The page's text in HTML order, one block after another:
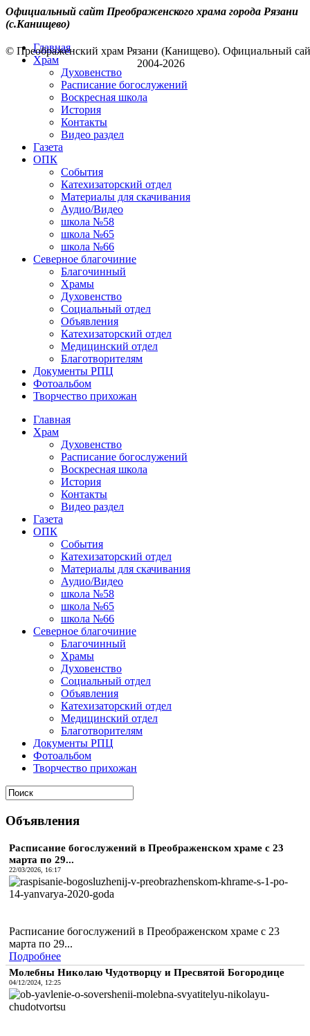
Официальный сайт Преображенского храма города Рязани
(с.Канищево)
Главная
Храм
Духовенство
Расписание богослужений
Воскресная школа
История
Контакты
Видео раздел
Газета
ОПК
События
Катехизаторский отдел
Материалы для скачивания
Аудио/Видео
школа №58
школа №65
школа №66
Северное благочиние
Благочинный
Храмы
Духовенство
Социальный отдел
Объявления
Катехизаторский отдел
Медицинский отдел
Благотворителям
Документы РПЦ
Фотоальбом
Творчество прихожан
Главная
Храм
Духовенство
Расписание богослужений
Воскресная школа
История
Контакты
Видео раздел
Газета
ОПК
События
Катехизаторский отдел
Материалы для скачивания
Аудио/Видео
школа №58
школа №65
школа №66
Северное благочиние
Благочинный
Храмы
Духовенство
Социальный отдел
Объявления
Катехизаторский отдел
Медицинский отдел
Благотворителям
Документы РПЦ
Фотоальбом
Творчество прихожан
Объявления
Расписание богослужений в Преображенском храме с 23
марта по 29...
22/03/2026, 16:17
Расписание богослужений в Преображенском храме с 23
марта по 29...
Подробнее
Молебны Николаю Чудотворцу и Пресвятой Богородице
04/12/2024, 12:25
© Преображенский храм Рязани (Канищево). Официальный
2004-2026